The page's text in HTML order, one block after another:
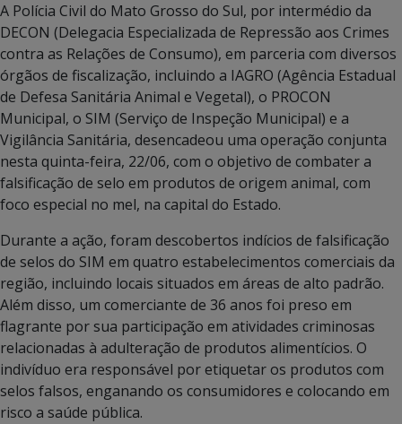
A Polícia Civil do Mato Grosso do Sul, por intermédio da
DECON (Delegacia Especializada de Repressão aos Crimes
contra as Relações de Consumo), em parceria com diversos
órgãos de fiscalização, incluindo a IAGRO (Agência Estadual
de Defesa Sanitária Animal e Vegetal), o PROCON
Municipal, o SIM (Serviço de Inspeção Municipal) e a
Vigilância Sanitária, desencadeou uma operação conjunta
nesta quinta-feira, 22/06, com o objetivo de combater a
falsificação de selo em produtos de origem animal, com
foco especial no mel, na capital do Estado.
Durante a ação, foram descobertos indícios de falsificação
de selos do SIM em quatro estabelecimentos comerciais da
região, incluindo locais situados em áreas de alto padrão.
Além disso, um comerciante de 36 anos foi preso em
flagrante por sua participação em atividades criminosas
relacionadas à adulteração de produtos alimentícios. O
indivíduo era responsável por etiquetar os produtos com
selos falsos, enganando os consumidores e colocando em
risco a saúde pública.